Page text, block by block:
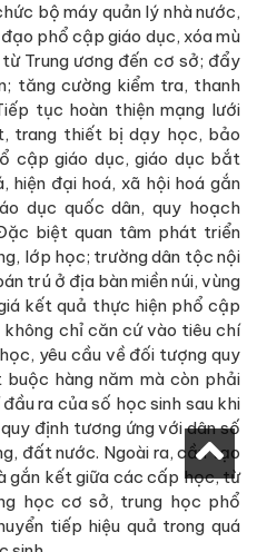
bộ máy quản lý nhà nước,
phổ cập giáo dục, xóa mù
Trung ương đến cơ sở; đẩy
tăng cường kiểm tra, thanh
tục hoàn thiện mạng lưới
trang thiết bị dạy học, bảo
cập giáo dục, giáo dục bắt
hiện đại hoá, xã hội hoá gắn
dục quốc dân, quy hoạch
biệt quan tâm phát triển
lớp học; trường dân tộc nội
trú ở địa bàn miền núi, vùng
kết quả thực hiện phổ cập
chỉ căn cứ vào tiêu chí
yêu cầu về đối tượng quy
hàng năm mà còn phải
ra của số học sinh sau khi
định tương ứng với dân số
đất nước. Ngoài ra, cần tạo
gắn kết giữa các cấp học, từ
học cơ sở, trung học phổ
tiếp hiệu quả trong quá